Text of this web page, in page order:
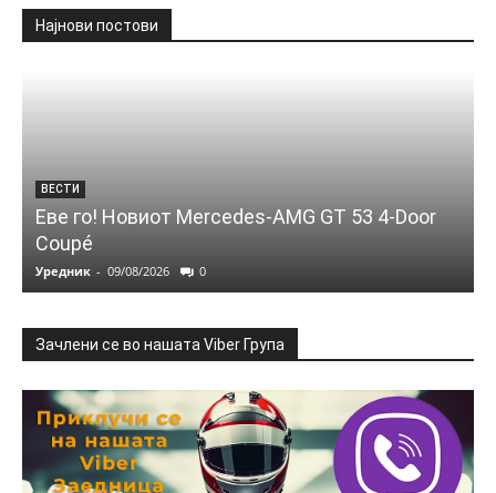
Најнови постови
ВЕСТИ
Еве го! Новиот Mercedes‑AMG GT 53 4‑Door
Coupé
Уредник - 09/08/2026 0
Зачлени се во нашата Viber Група